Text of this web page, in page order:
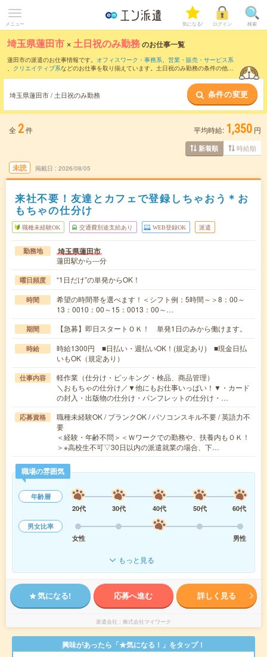
メニュー 気になる! ログイン 検索
埼玉県蓮田市 ×土日祝のみ勤務のお仕事一覧
蓮田市の派遣のお仕事情報です。 オフィスワーク・事務系、 営業・販売・サービス系
、 クリエイティブ系などのお仕事を取り揃えています。土日祝のみ勤務の条件の他
埼玉県蓮田市 / 土日祝のみ勤務 条件の変更
全 2件 平均時給: 1,350 円
新着順 時給順
未読 掲載日 2026/08/05
来社不要！友達とカフェで登録しちゃおう＊お
もちゃの仕分け
職種未経験OK 交通費別途支給あり WEB登録OK 派遣
勤務地 埼玉県蓮田市
蓮田駅から---分
曜日頻度 “1日だけ”の単発からOK！
時間
希望の時間帯を選べます！＜シフト例：5時間～＞8：00～
13：0010：00～15：0013：00～…
期間 【急募】即日スタートＯＫ！ 単発1日のみから働けます。
時給
時給1300円 ■日払い・週払いOK！(規定あり) ■現金日払
いもOK（規定あり）
仕事内容
軽作業（仕分け・ピッキング・検品、商品管理）
＼おもちゃの仕分け／▼他にもお仕事いっぱい！▼・カード
の封入・出版物の仕分け・パンフレットの仕分け・…
応募資格
職種未経験OK / ブランクOK / パソコンスキル不要 / 英語力不
要
＜経験・年齢不問＞＜Ｗワークでの勤務や、扶養内もＯＫ！
＞※高校生不可▽30日以内の派遣就業の場合、下…
職場の雰囲気
年齢層
20代
30代 40代 50代
60代
男女比率
女性
男性
もっと見る
気になる! 応募へ進む 詳しく見る
派遣会社 株式会社マイワーク
興味があったら「★気になる！」をタップ！